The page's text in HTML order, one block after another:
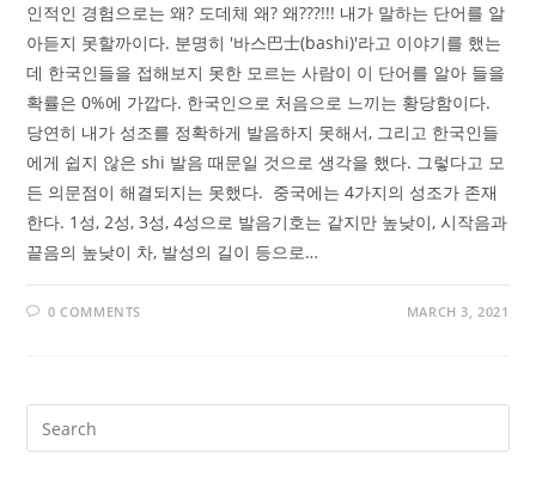
인적인 경험으로는 왜? 도데체 왜? 왜???!!! 내가 말하는 단어를 알
아듣지 못할까이다. 분명히 '바스巴士(bashi)'라고 이야기를 했는
데 한국인들을 접해보지 못한 모르는 사람이 이 단어를 알아 들을
확률은 0%에 가깝다. 한국인으로 처음으로 느끼는 황당함이다.
당연히 내가 성조를 정확하게 발음하지 못해서, 그리고 한국인들
에게 쉽지 않은 shi 발음 때문일 것으로 생각을 했다. 그렇다고 모
든 의문점이 해결되지는 못했다. 중국에는 4가지의 성조가 존재
한다. 1성, 2성, 3성, 4성으로 발음기호는 같지만 높낮이, 시작음과
끝음의 높낮이 차, 발성의 길이 등으로…
0 COMMENTS MARCH 3, 2021